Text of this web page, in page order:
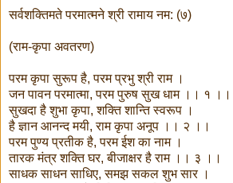
सर्वशक्तिमते परमात्मने श्री रामाय नम: (७)
(राम-कृपा अवतरण)
परम कृपा सुरूप है, परम प्रभु श्री राम ।
जन पावन परमात्मा, परम पुरुष सुख धाम ।। १ ।।
सुखदा है शुभा कृपा, शक्ति शान्ति स्वरूप ।
है ज्ञान आनन्द मयी, राम कृपा अनूप ।। २ ।।
परम पुण्य प्रतीक है, परम ईश का नाम ।
तारक मंत्र शक्ति घर, बीजाक्षर है राम ।। ३ ।।
साधक साधन साधिए, समझ सकल शुभ सार ।